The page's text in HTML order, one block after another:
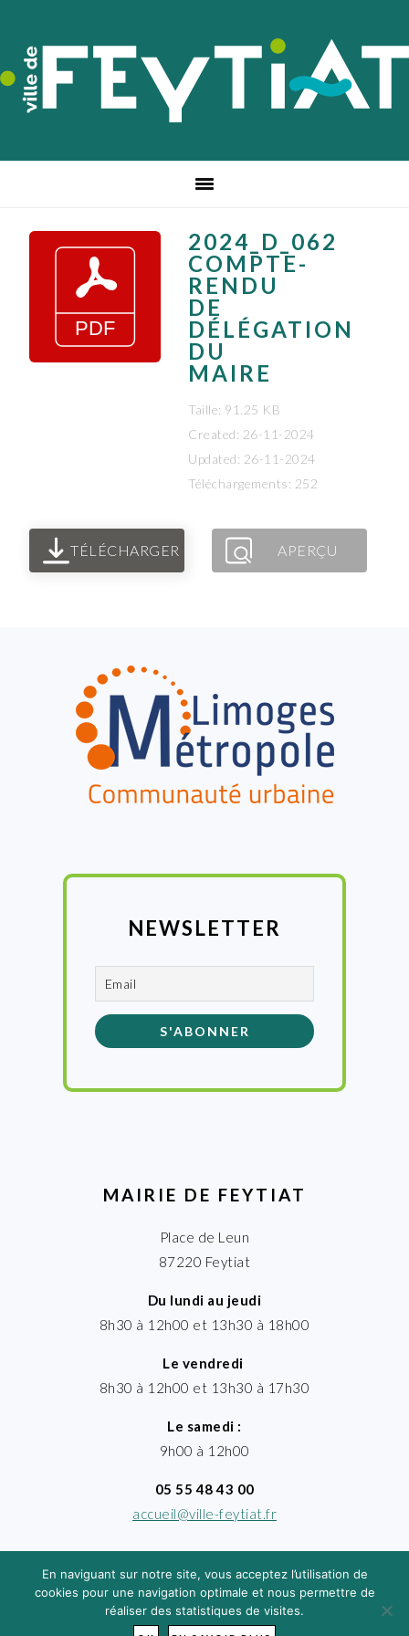
navigation
principale
contenu
principal
pied
de
page
2024_D_062
COMPTE-
RENDU
DE
DÉLÉGATION
DU
MAIRE
Taille: 91.25 KB
Created: 26-11-2024
Updated: 26-11-2024
Téléchargements: 252
TÉLÉCHARGER APERÇU
NEWSLETTER
MAIRIE DE FEYTIAT
Place de Leun
87220 Feytiat
Du lundi au jeudi
8h30 à 12h00 et 13h30 à 18h00
Le vendredi
8h30 à 12h00 et 13h30 à 17h30
Le samedi :
9h00 à 12h00
05 55 48 43 00
accueil@ville-feytiat.fr
En naviguant sur notre site, vous acceptez l’utilisation de
cookies pour une navigation optimale et nous permettre de
réaliser des statistiques de visites.